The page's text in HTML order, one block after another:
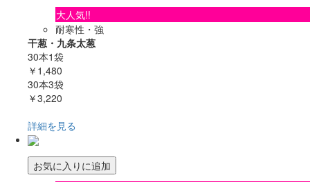
大人気!!
耐寒性・強
干葱・九条太葱
30本1袋
￥1,480
30本3袋
￥3,220
詳細を見る
お気に入りに追加